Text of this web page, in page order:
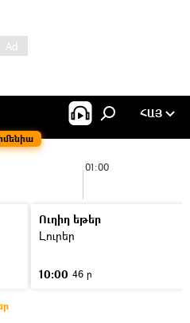
ՀԱՅ
01:00
Ուղիղ եթեր
Լուրեր
10:00 46 ր